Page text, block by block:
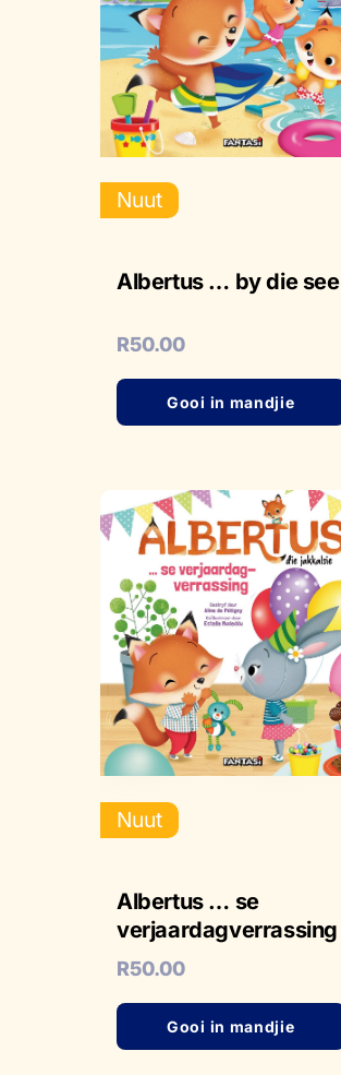
Nuut
Albertus … by die see
R50.00
Gooi in mandjie
Nuut
Albertus … se
verjaardagverrassing
R50.00
Gooi in mandjie